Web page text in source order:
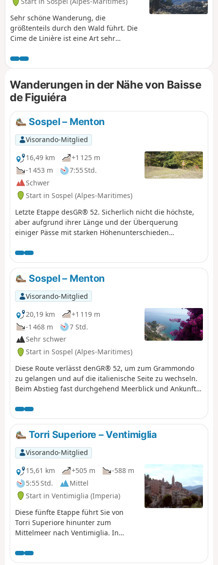
Sehr schöne Wanderung, die
größtenteils durch den Wald führt. Die
Cime de Linière ist eine Art sehr
wunderschönen Ausblick bis zum
Estérel bietet. Der Rückweg durch die
Bunker lässt uns die Geschichte dieser
Befestigungsanlagen wiedererleben,
die im Juni 1940 beim italienischen
Angriff das Feuer eröffneten.
Wanderungen in der Nähe von Baisse
de Figuiéra
Sospel – Menton
Visorando-Mitglied
16,49 km
+1 125 m
-1 453 m
7:55 Std.
Schwer
Start in Sospel (Alpes-Maritimes)
Letzte Etappe desGR® 52. Sicherlich nicht die höchste,
aber aufgrund ihrer Länge und der Überquerung
einiger Pässe mit starken Höhenunterschieden
atemberaubend, insbesondere vom Col du Razet und
vom Col du Berceau, der mit 1100 m über der Stadt
Menton, dem Ziel desGR®, thront. Die gesamte Strecke
verläuft entlang der italienischen Grenze. Achtung, im
Sommer ist diese Etappe aufgrund der Hitze sehr
anstrengend, insbesondere der Abstieg vom Col du
Berceau.
Sospel – Menton
Visorando-Mitglied
20,19 km
+1 119 m
-1 468 m
7 Std.
Sehr schwer
Start in Sospel (Alpes-Maritimes)
Diese Route verlässt denGR® 52, um zum Grammondo
zu gelangen und auf die italienische Seite zu wechseln.
Beim Abstieg fast durchgehend Meerblick und Ankunft
Torri Superiore – Ventimiglia
Visorando-Mitglied
15,61 km
+505 m
-588 m
5:55 Std.
Mittel
Start in Ventimiglia (Imperia)
Diese fünfte Etappe führt Sie von
Torri Superiore hinunter zum
Mittelmeer nach Ventimiglia. In
sich am Zusammenfluss von Bévera